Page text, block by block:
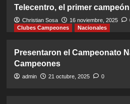
Telecentro, el primer
Christian Sosa 16 noviembre, 2025
Clubes Campeones
Nacionales
Presentaron el Campeonato
Campeones
admin 21 octubre, 2025 0